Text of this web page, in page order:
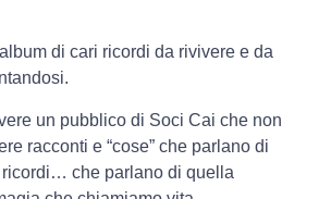
di cari ricordi da rivivere e da
un pubblico di Soci Cai che non
racconti e “cose” che parlano di
ricordi… che parlano di quella